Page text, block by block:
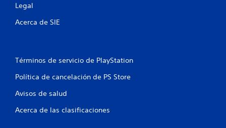
Legal
Acerca de SIE
Términos de servicio de PlayStation
Política de cancelación de PS Store
Avisos de salud
Acerca de las clasificaciones